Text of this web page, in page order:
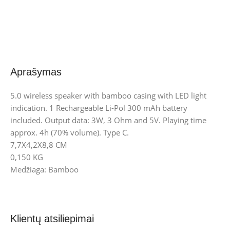
Aprašymas
5.0 wireless speaker with bamboo casing with LED light
indication. 1 Rechargeable Li-Pol 300 mAh battery
included. Output data: 3W, 3 Ohm and 5V. Playing time
approx. 4h (70% volume). Type C.
7,7X4,2X8,8 CM
0,150 KG
Medžiaga: Bamboo
Klientų atsiliepimai